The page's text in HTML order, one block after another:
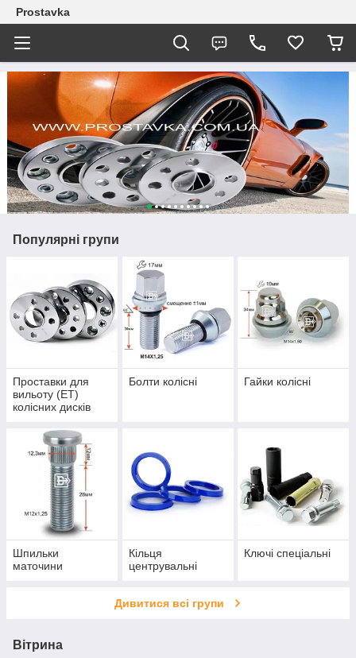
Prostavka
Популярні групи
Проставки для
вильоту (ЕТ)
колісних дисків
Болти колісні Гайки колісні
Шпильки
маточини
Кільця
центрувальні
Ключі спеціальні
Дивитися всі групи
Вітрина